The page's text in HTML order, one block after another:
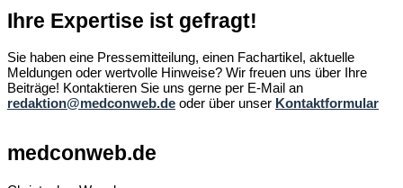
Ihre Expertise ist gefragt!
Sie haben eine Pressemitteilung, einen Fachartikel, aktuelle
Meldungen oder wertvolle Hinweise? Wir freuen uns über Ihre
Beiträge! Kontaktieren Sie uns gerne per E-Mail an
redaktion@medconweb.de oder über unser Kontaktformular
medconweb.de